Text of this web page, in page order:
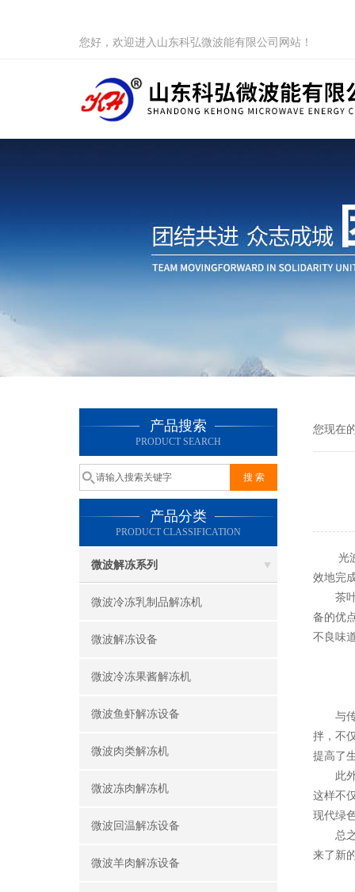
您好，欢迎进入山东科弘微波能有限公司网站！
产品搜索
PRODUCT SEARCH
产品分类
PRODUCT CLASSIFICATION
微波解冻系列
微波冷冻乳制品解冻机
微波解冻设备
微波冷冻果酱解冻机
微波鱼虾解冻设备
微波肉类解冻机
微波冻肉解冻机
微波回温解冻设备
微波羊肉解冻设备
您现在
光波
效地完
茶叶
备的优
不良味
与传
拌，不
提高了
此外
这样不
现代绿
总之
来了新